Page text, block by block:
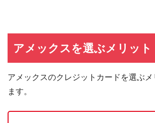
アメックスを選ぶメリット
アメックスのクレジットカードを選ぶメ
ます。